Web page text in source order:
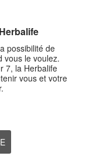
possibilité de
vous le voulez.
7, la Herbalife
vous et votre
la conception)